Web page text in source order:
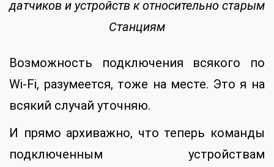
датчиков и устройств к относительно старым
Станциям
Возможность подключения всякого по
Wi-Fi, разумеется, тоже на месте. Это я на
всякий случай уточняю.
И прямо архиважно, что теперь команды
подключенным устройствам